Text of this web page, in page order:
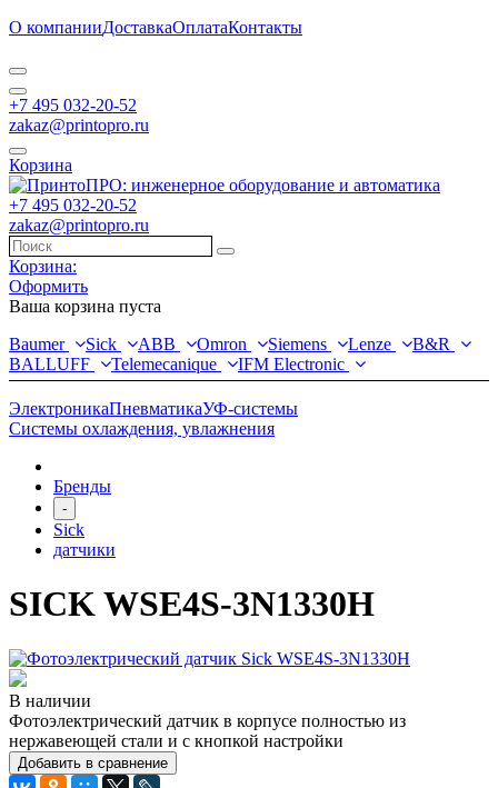
О компанииДоставкаОплатаКонтакты
+7 495 032-20-52
zakaz@printopro.ru
Корзина
+7 495 032-20-52
zakaz@printopro.ru
Корзина:
Оформить
Ваша корзина пуста
Baumer
Sick ABB Omron Siemens Lenze
B&R
BALLUFF
Telemecanique IFM Electronic
ЭлектроникаПневматикаУФ-системы
Системы охлаждения, увлажнения
Бренды
-
Sick
датчики
SICK WSE4S-3N1330H
В наличии
Фотоэлектрический датчик в корпусе полностью из
нержавеющей стали и с кнопкой настройки
Добавить в сравнение